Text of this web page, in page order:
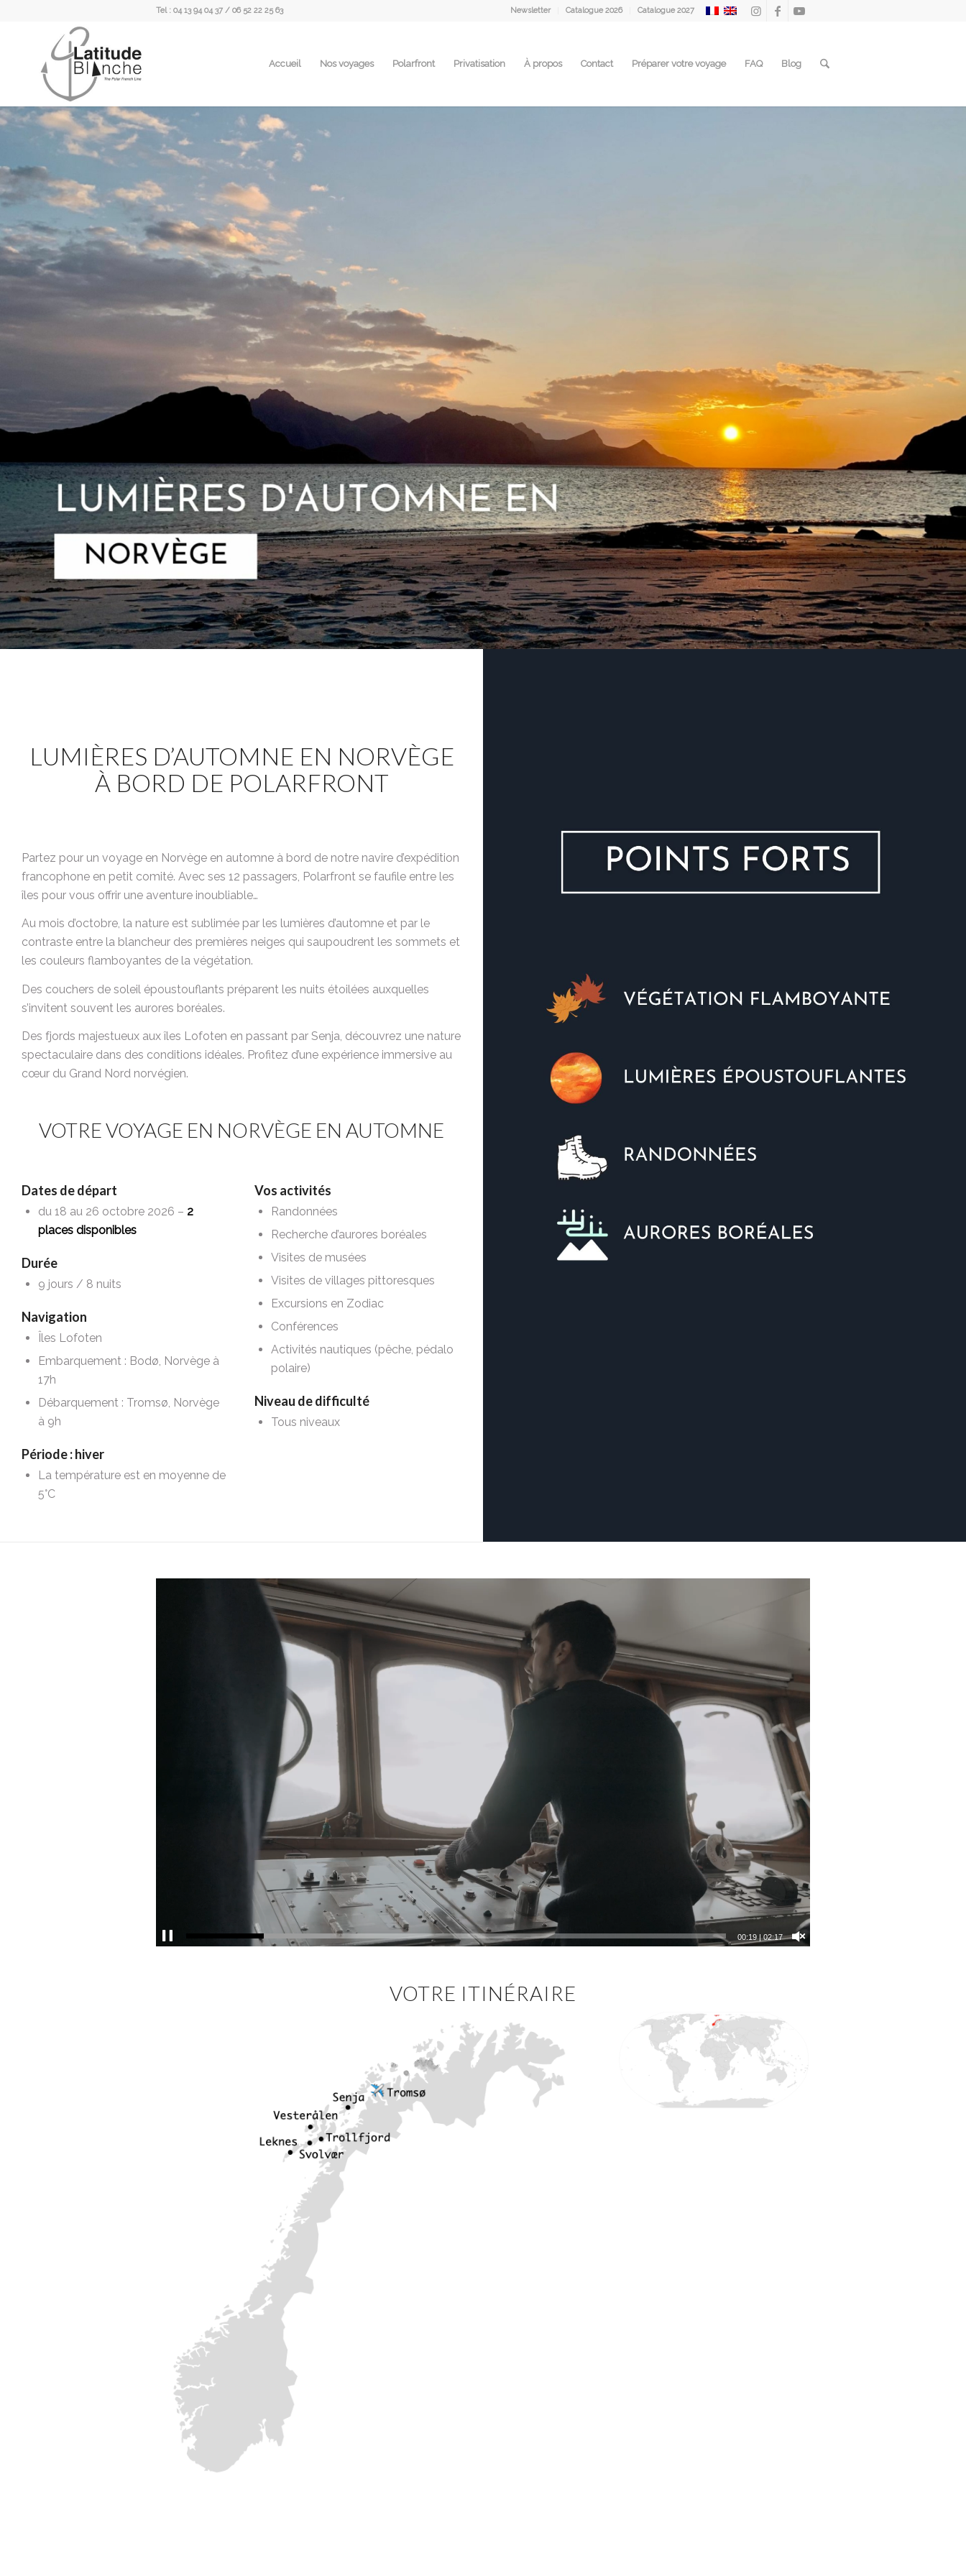
Newsletter Catalogue 2026 Catalogue 2027
Tel : 04 13 94 04 37 / 06 52 22 25 63
Accueil Nos voyages Polarfront Privatisation À propos Contact Préparer votre voyage FAQ Blog
LUMIÈRES D’AUTOMNE EN NORVÈGE
À BORD DE POLARFRONT
Partez pour un voyage en Norvège en automne à bord de notre navire d’expédition
francophone en petit comité. Avec ses 12 passagers, Polarfront se faufile entre les
îles pour vous offrir une aventure inoubliable…
Au mois d’octobre, la nature est sublimée par les lumières d’automne et par le
contraste entre la blancheur des premières neiges qui saupoudrent les sommets et
les couleurs flamboyantes de la végétation.
Des couchers de soleil époustouflants préparent les nuits étoilées auxquelles
s’invitent souvent les aurores boréales.
Des fjords majestueux aux îles Lofoten en passant par Senja, découvrez une nature
spectaculaire dans des conditions idéales. Profitez d’une expérience immersive au
cœur du Grand Nord norvégien.
VOTRE VOYAGE EN NORVÈGE EN AUTOMNE
Dates de départ
du 18 au 26 octobre 2026 – 2
places disponibles
Durée
9 jours / 8 nuits
Navigation
Îles Lofoten
Embarquement : Bodø, Norvège à
17h
Débarquement : Tromsø, Norvège
à 9h
Période : hiver
La température est en moyenne de
5°C
Vos activités
Randonnées
Recherche d’aurores boréales
Visites de musées
Visites de villages pittoresques
Excursions en Zodiac
Conférences
Activités nautiques (pêche, pédalo
polaire)
Niveau de difficulté
Tous niveaux
00:21|02:17
VOTRE ITINÉRAIRE